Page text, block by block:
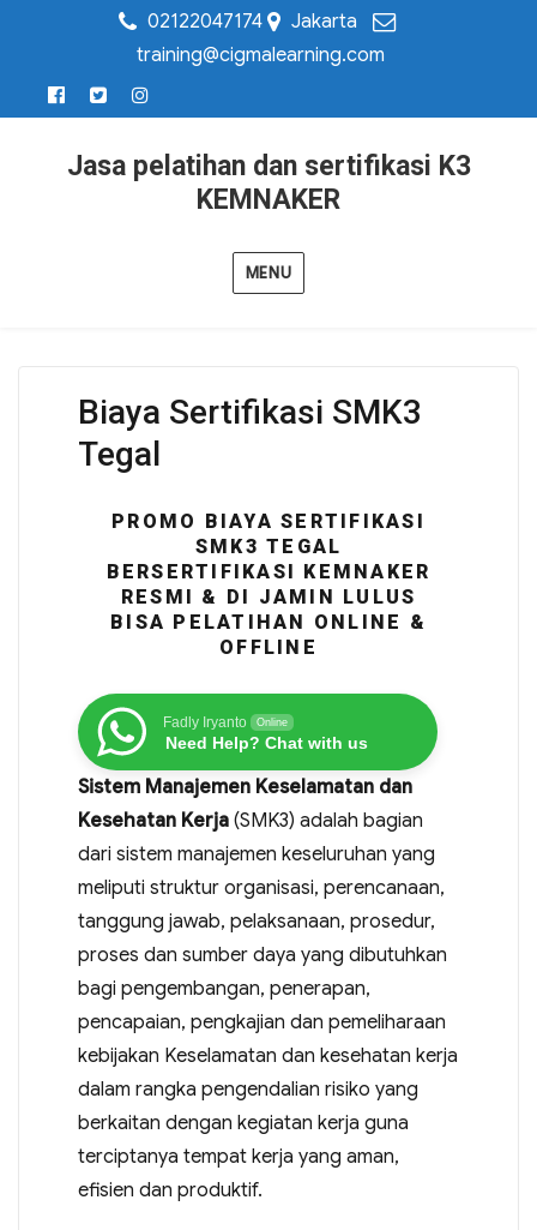
02122047174
Jakarta
training@cigmalearning.com
Jasa pelatihan dan sertifikasi K3
KEMNAKER
MENU
Biaya Sertifikasi SMK3
Tegal
PROMO BIAYA SERTIFIKASI
SMK3 TEGAL
BERSERTIFIKASI KEMNAKER
RESMI & DI JAMIN LULUS
BISA PELATIHAN ONLINE &
OFFLINE
Fadly Iryanto Online
Need Help? Chat with us
Sistem Manajemen Keselamatan dan
Kesehatan Kerja(SMK3) adalah bagian
dari sistem manajemen keseluruhan yang
meliputi struktur organisasi, perencanaan,
tanggung jawab, pelaksanaan, prosedur,
proses dan sumber daya yang dibutuhkan
bagi pengembangan, penerapan,
pencapaian, pengkajian dan pemeliharaan
kebijakan Keselamatan dan kesehatan kerja
dalam rangka pengendalian risiko yang
berkaitan dengan kegiatan kerja guna
terciptanya tempat kerja yang aman,
efisien dan produktif.